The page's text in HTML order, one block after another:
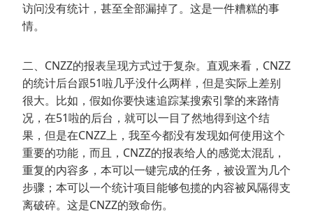
访问没有统计，甚至全部漏掉了。这是一件糟糕的事
情。
二、CNZZ的报表呈现方式过于复杂。直观来看，CNZZ
的统计后台跟51啦几乎没什么两样，但是实际上差别
很大。比如，假如你要快速追踪某搜索引擎的来路情
况，在51啦的后台，就可以一目了然地得到这个结
果，但是在CNZZ上，我至今都没有发现如何使用这个
重要的功能，而且，CNZZ的报表给人的感觉太混乱，
重复的内容多，本可以一键完成的任务，被设置为几个
步骤；本可以一个统计项目能够包揽的内容被风隔得支
离破碎。这是CNZZ的致命伤。